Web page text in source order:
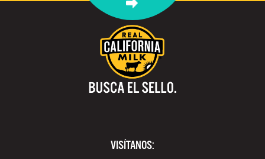
VISÍTANOS: